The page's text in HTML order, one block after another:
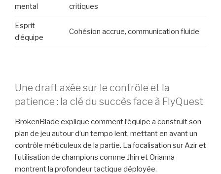
mental
critiques
Esprit
d’équipe
Cohésion accrue, communication fluide
Une draft axée sur le contrôle et la
patience : la clé du succès face à FlyQuest
BrokenBlade explique comment l’équipe a construit son
plan de jeu autour d’un tempo lent, mettant en avant un
contrôle méticuleux de la partie. La focalisation sur Azir et
l’utilisation de champions comme Jhin et Orianna
montrent la profondeur tactique déployée.